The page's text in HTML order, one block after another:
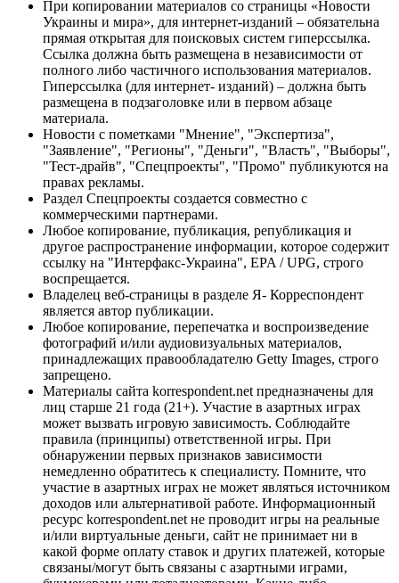
При копировании материалов со страницы «Новости
Украины и мира», для интернет-изданий – обязательна
прямая открытая для поисковых систем гиперссылка.
Ссылка должна быть размещена в независимости от
полного либо частичного использования материалов.
Гиперссылка (для интернет- изданий) – должна быть
размещена в подзаголовке или в первом абзаце
материала.
Новости с пометками "Мнение", "Экспертиза",
"Заявление", "Регионы", "Деньги", "Власть", "Выборы",
"Тест-драйв", "Спецпроекты", "Промо" публикуются на
правах рекламы.
Раздел Спецпроекты создается совместно с
коммерческими партнерами.
Любое копирование, публикация, републикация и
другое распространение информации, которое содержит
ссылку на "Интерфакс-Украина", EPA / UPG, строго
воспрещается.
Владелец веб-страницы в разделе Я- Корреспондент
является автор публикации.
Любое копирование, перепечатка и воспроизведение
фотографий и/или аудиовизуальных материалов,
принадлежащих правообладателю Getty Images, строго
запрещено.
Материалы сайта korrespondent.net предназначены для
лиц старше 21 года (21+). Участие в азартных играх
может вызвать игровую зависимость. Соблюдайте
правила (принципы) ответственной игры. При
обнаружении первых признаков зависимости
немедленно обратитесь к специалисту. Помните, что
участие в азартных играх не может являться источником
доходов или альтернативой работе. Информационный
ресурс korrespondent.net не проводит игры на реальные
и/или виртуальные деньги, сайт не принимает ни в
какой форме оплату ставок и других платежей, которые
связаны/могут быть связаны с азартными играми,